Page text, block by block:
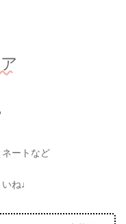
ートなど
ね♩